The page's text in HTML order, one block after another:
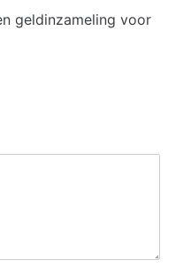
geldinzameling voor